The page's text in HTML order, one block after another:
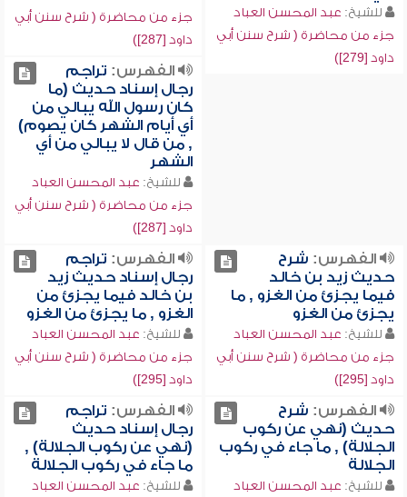
للشيخ: عبد المحسن العباد
جزء من محاضرة ( شرح سنن أبي
داود [279])
جزء من محاضرة ( شرح سنن أبي
داود [287])
الفهرس: تراجم
رجال إسناد حديث (ما
كان رسول الله يبالي من
أي أيام الشهر كان يصوم)
, من قال لا يبالي من أي
الشهر
للشيخ: عبد المحسن العباد
جزء من محاضرة ( شرح سنن أبي
داود [287])
الفهرس: شرح
حديث زيد بن خالد
فيما يجزئ من الغزو , ما
يجزئ من الغزو
للشيخ: عبد المحسن العباد
جزء من محاضرة ( شرح سنن أبي
داود [295])
الفهرس: تراجم
رجال إسناد حديث زيد
بن خالد فيما يجزئ من
الغزو , ما يجزئ من الغزو
للشيخ: عبد المحسن العباد
جزء من محاضرة ( شرح سنن أبي
داود [295])
الفهرس: شرح
حديث (نهي عن ركوب
الجلالة) , ما جاء في ركوب
الجلالة
للشيخ: عبد المحسن العباد
الفهرس: تراجم
رجال إسناد حديث
(نهي عن ركوب الجلالة) ,
ما جاء في ركوب الجلالة
للشيخ: عبد المحسن العباد